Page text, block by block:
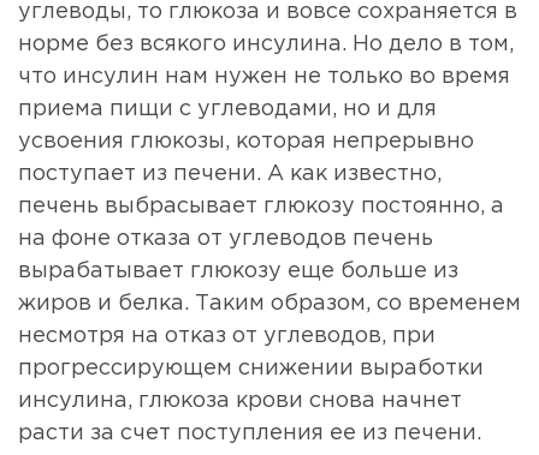
углеводы, то глюкоза и вовсе сохраняется в
норме без всякого инсулина. Но дело в том,
что инсулин нам нужен не только во время
приема пищи с углеводами, но и для
усвоения глюкозы, которая непрерывно
поступает из печени. А как известно,
печень выбрасывает глюкозу постоянно, а
на фоне отказа от углеводов печень
вырабатывает глюкозу еще больше из
жиров и белка. Таким образом, со временем
несмотря на отказ от углеводов, при
прогрессирующем снижении выработки
инсулина, глюкоза крови снова начнет
расти за счет поступления ее из печени.